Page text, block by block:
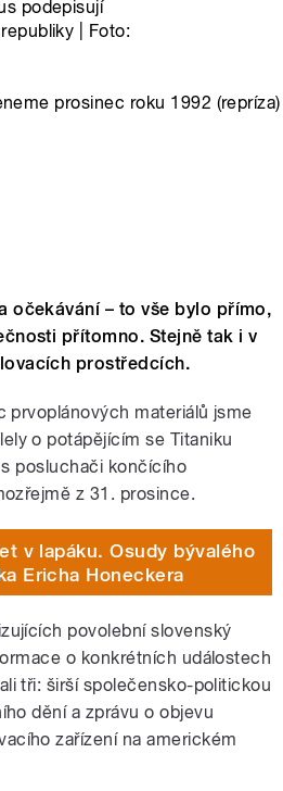
podepisují
| Foto:
prosinec roku 1992 (repríza)
očekávání – to vše bylo přímo,
přítomno. Stejně tak i v
prostředcích.
prvoplánových materiálů jsme
o potápějícím se Titaniku
posluchači končícího
z 31. prosince.
v lapáku. Osudy bývalého
Ericha Honeckera
povolební slovenský
o konkrétních událostech
tři: širší společensko-politickou
dění a zprávu o objevu
zařízení na americkém